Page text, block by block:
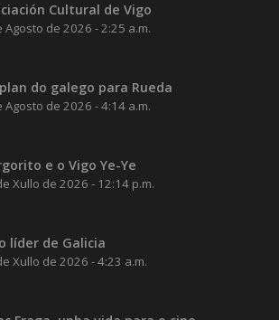
Cultural de Vigo
Agosto de 2026 - 2:25 a.m.
do galego para Rueda
Agosto de 2026 - 4:14 a.m.
e o Vigo Ye-Ye
Xullo de 2026 - 12:14 p.m.
líder de Galicia
Xullo de 2026 - 4:23 a.m.